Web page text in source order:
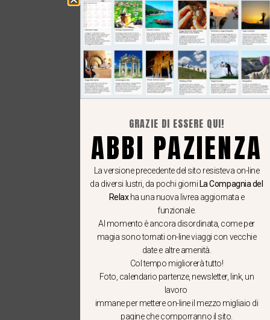
GRAZIE DI ESSERE QUI!
ABBI PAZIENZA
La versione precedente del sito resisteva on-line
da diversi lustri, da pochi giorni La Compagnia del
Relaxha una nuova livrea aggiornata e
funzionale.
Al momento è ancora disordinata, come per
magia sono tornati on-line viaggi con vecchie
date e altre amenità.
Col tempo migliorerà tutto!
Foto, calendario partenze, newsletter, link, un
lavoro
immane per mettere on-line il mezzo migliaio di
pagine che comporranno il sito.